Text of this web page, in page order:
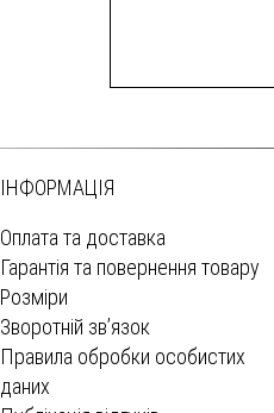
ІНФОРМАЦІЯ
Оплата та доставка
Гарантія та повернення товару
Розміри
Зворотній зв’язок
Правила обробки особистих
даних